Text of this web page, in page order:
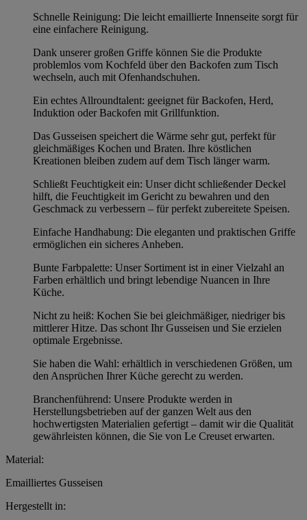
Schnelle Reinigung: Die leicht emaillierte Innenseite sorgt für
eine einfachere Reinigung.
Dank unserer großen Griffe können Sie die Produkte
problemlos vom Kochfeld über den Backofen zum Tisch
wechseln, auch mit Ofenhandschuhen.
Ein echtes Allroundtalent: geeignet für Backofen, Herd,
Induktion oder Backofen mit Grillfunktion.
Das Gusseisen speichert die Wärme sehr gut, perfekt für
gleichmäßiges Kochen und Braten. Ihre köstlichen
Kreationen bleiben zudem auf dem Tisch länger warm.
Schließt Feuchtigkeit ein: Unser dicht schließender Deckel
hilft, die Feuchtigkeit im Gericht zu bewahren und den
Geschmack zu verbessern – für perfekt zubereitete Speisen.
Einfache Handhabung: Die eleganten und praktischen Griffe
ermöglichen ein sicheres Anheben.
Bunte Farbpalette: Unser Sortiment ist in einer Vielzahl an
Farben erhältlich und bringt lebendige Nuancen in Ihre
Küche.
Nicht zu heiß: Kochen Sie bei gleichmäßiger, niedriger bis
mittlerer Hitze. Das schont Ihr Gusseisen und Sie erzielen
optimale Ergebnisse.
Sie haben die Wahl: erhältlich in verschiedenen Größen, um
den Ansprüchen Ihrer Küche gerecht zu werden.
Branchenführend: Unsere Produkte werden in
Herstellungsbetrieben auf der ganzen Welt aus den
hochwertigsten Materialien gefertigt – damit wir die Qualität
gewährleisten können, die Sie von Le Creuset erwarten.
Material:
Emailliertes Gusseisen
Hergestellt in: